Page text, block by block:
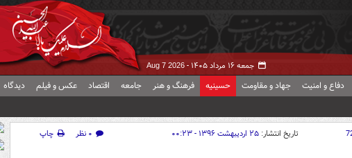
جمعه ۱۶ مرداد ۱۴۰۵ - Aug 7 2026
دفاع و امنیت جهاد و مقاومت حسینیه فرهنگ و هنر جامعه اقتصاد عکس و فیلم دیدگاه
تاریخ انتشار: ۲۵ اردیبهشت ۱۳۹۶ - ۰۰:۲۳ ۰ نظر
چاپ